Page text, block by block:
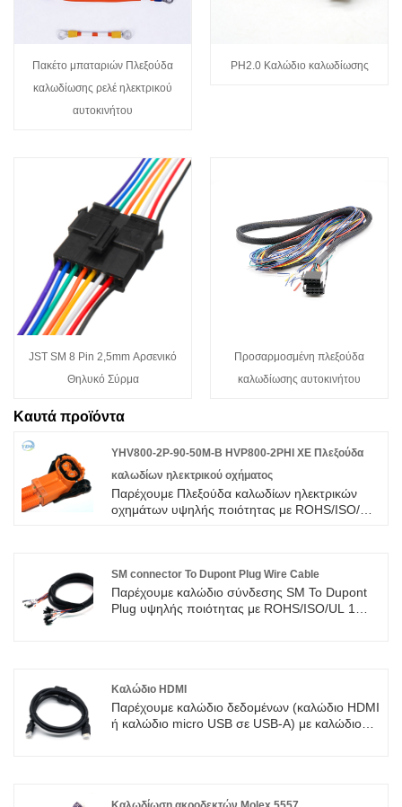
Πακέτο μπαταριών Πλεξούδα
καλωδίωσης ρελέ ηλεκτρικού
αυτοκινήτου
PH2.0 Καλώδιο καλωδίωσης
JST SM 8 Pin 2,5mm Αρσενικό
Θηλυκό Σύρμα
Προσαρμοσμένη πλεξούδα
καλωδίωσης αυτοκινήτου
Καυτά προϊόντα
YHV800-2P-90-50M-B HVP800-2PHI XE Πλεξούδα
καλωδίων ηλεκτρικού οχήματος
Παρέχουμε Πλεξούδα καλωδίων ηλεκτρικών
οχημάτων υψηλής ποιότητας με ROHS/ISO/UL
μέρος της αγοράς της Ασίας, της Ευρώπης και
της Αμερικής. Αναμένουμε να γίνουμε
μακροπρόθεσμος συνεργάτης σας στην Κίνα.
SM connector To Dupont Plug Wire Cable
Παρέχουμε καλώδιο σύνδεσης SM To Dupont
Plug υψηλής ποιότητας με ROHS/ISO/UL 1
Ευρώπης και της Αμερικής. Περιμένουμε να
γίνουμε ο μακροπρόθεσμος συνεργάτης σας
στην Κίνα.
Καλώδιο HDMI
Παρέχουμε καλώδιο δεδομένων (καλώδιο HDMI
ή καλώδιο micro USB σε USB-A) με καλώδιο